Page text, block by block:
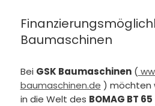
Baumaschinen
Bei GSK Baumaschinen(
baumaschinen.de ) möchten
in die Welt des BOMAG BT 65